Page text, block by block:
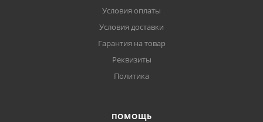
Условия оплаты
Условия доставки
Гарантия на товар
Реквизиты
Политика
ПОМОЩЬ